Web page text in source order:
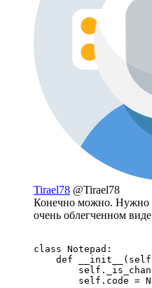
Tirael78 @Tirael78
Конечно можно. Нужно
очень облегченном
class Notepad:
def
self.code =